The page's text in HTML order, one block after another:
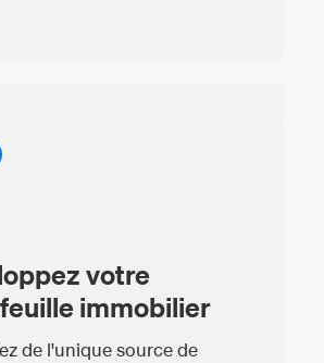
votre
immobilier
de l'unique source de